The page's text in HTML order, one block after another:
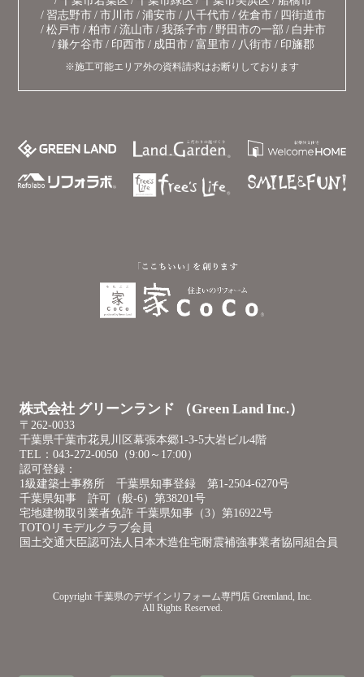
習志野市
市川市 浦安市 八千代市 佐倉市
四街道市
松戸市
柏市 流山市 我孫子市 野田市の一部
白井市
鎌ケ谷市
印西市 成田市 富里市 八街市 印旛郡
※施工可能エリア外の資料請求はお断りしております
株式会社 グリーンランド （Green Land Inc.）
〒262-0033
千葉県千葉市花見川区幕張本郷1-3-5大岩ビル4階
TEL：043-272-0050（9:00～17:00）
認可登録：
1級建築士事務所 千葉県知事登録 第1-2504-6270号
千葉県知事 許可（般-6）第38201号
宅地建物取引業者免許 千葉県知事（3）第16922号
TOTOリモデルクラブ会員
国土交通大臣認可法人日本木造住宅耐震補強事業者協同組合員
Copyright 千葉県のデザインリフォーム専門店 Greenland, Inc.
All Rights Reserved.